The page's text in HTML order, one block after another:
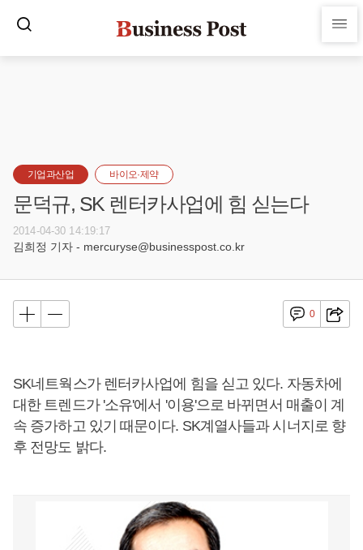
기업과산업 바이오·제약
문덕규, SK 렌터카사업에 힘 싣는다
2014-04-30 14:19:17
김희정 기자 - mercuryse@businesspost.co.kr
0
SK네트웍스가 렌터카사업에 힘을 싣고 있다. 자동차에
대한 트렌드가 '소유'에서 '이용'으로 바뀌면서 매출이 계
속 증가하고 있기 때문이다. SK계열사들과 시너지로 향
후 전망도 밝다.